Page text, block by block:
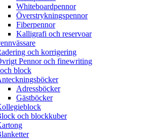
Whiteboardpennor
Överstrykningspennor
Fiberpennor
Kalligrafi och reservoar
och korrigering
Pennor och finewriting
block
Adressböcker
Gästböcker
och blockkuber